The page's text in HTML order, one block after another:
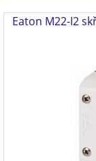
Eaton M22-I2